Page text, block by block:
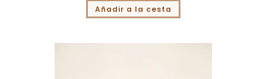
Añadir a la cesta